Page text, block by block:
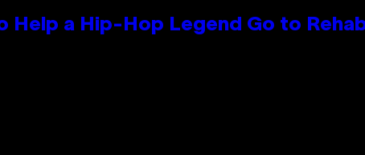
Help a Hip-Hop Legend Go to